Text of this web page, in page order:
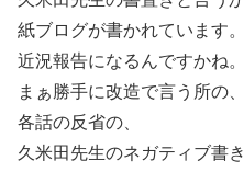
紙ブログが書かれています。
近況報告になるんですかね。
まぁ勝手に改造で言う所の、
各話の反省の、
久米田先生のネガティブ書